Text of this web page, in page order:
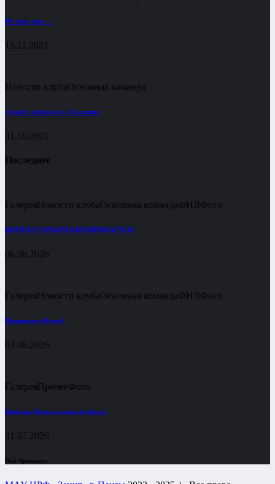
Не наш день …
15.11.2021
Новости клубаОсновная команда
«Зенит» побеждает «Сахалин»
31.10.2021
Последнее
ГалереяНовости клубаОсновная командаФНЛФото
КИРИЛЛ ГОРБАТОВ ВОЗВРАЩАЕТСЯ!
06.08.2026
ГалереяНовости клубаОсновная командаФНЛФото
Принимаем Волну!
03.08.2026
ГалереяПрочееФото
Выборы Председателя футбола !
31.07.2026
Our Sponsors: